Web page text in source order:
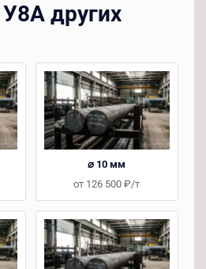
других
⌀ 10 мм
от 126 500 ₽/т